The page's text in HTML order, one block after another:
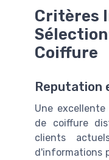
Critères
Coiffure
Reputation
Une
de coiffure
clients
d'informations